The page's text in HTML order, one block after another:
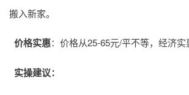
搬入新家。
价格实惠：价格从25-65元/平不等，经济实
实操建议：